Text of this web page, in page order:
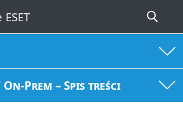
On-Prem – Spis treści